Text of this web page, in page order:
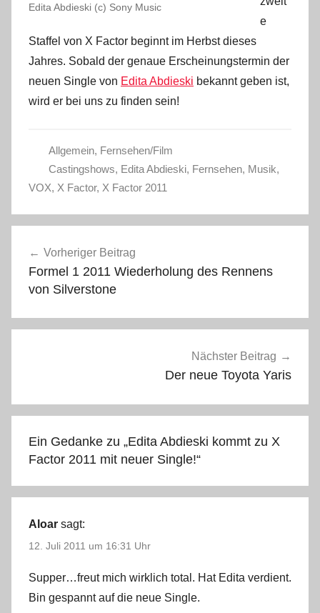
Edita Abdieski (c) Sony Music
e
Staffel von X Factor beginnt im Herbst dieses
Jahres. Sobald der genaue Erscheinungstermin der
neuen Single von Edita Abdieski bekannt geben ist,
wird er bei uns zu finden sein!
Allgemein, Fernsehen/Film
Castingshows, Edita Abdieski, Fernsehen, Musik,
VOX, X Factor, X Factor 2011
Vorheriger Beitrag
Formel 1 2011 Wiederholung des Rennens
von Silverstone
Nächster Beitrag
Der neue Toyota Yaris
Ein Gedanke zu „Edita Abdieski kommt zu X
Factor 2011 mit neuer Single!“
Aloar sagt:
12. Juli 2011 um 16:31 Uhr
Supper…freut mich wirklich total. Hat Edita verdient.
Bin gespannt auf die neue Single.